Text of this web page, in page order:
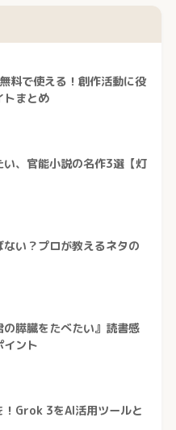
料で使える！創作活動に役
トまとめ
い、官能小説の名作3選【灯
い？プロが教えるネタの
の膵臓をたべたい』読書感
イント
！Grok 3をAI活用ツールと